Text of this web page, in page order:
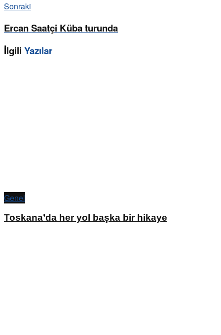
Sonraki
Ercan Saatçi Küba turunda
İlgili Yazılar
Genel
Toskana’da her yol başka bir hikaye